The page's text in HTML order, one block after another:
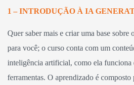
1 – INTRODUÇÃO À IA
Quer saber mais e criar uma base sobre
para você; o curso conta com um
inteligência artificial, como ela funciona
ferramentas. O aprendizado é